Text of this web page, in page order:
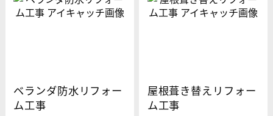
ベランダ防水リフォー
ム工事
屋根葺き替えリフォー
ム工事